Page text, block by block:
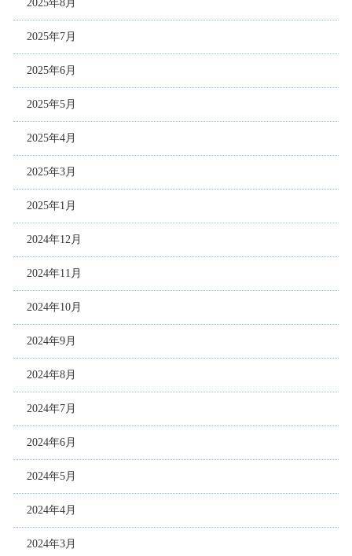
2025年8月
2025年7月
2025年6月
2025年5月
2025年4月
2025年3月
2025年1月
2024年12月
2024年11月
2024年10月
2024年9月
2024年8月
2024年7月
2024年6月
2024年5月
2024年4月
2024年3月